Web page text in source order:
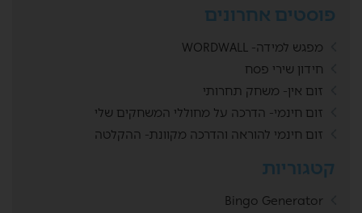
פוסטים אחרונים
מפגש למידה- WORDWALL
חידון שירי פסח
זום אין- משחק תחרותי
זום חינמי- הדרכה על מחוללי המשחקים שלי
זום חינמי להוראה והדרכה מקוונת- ההקלטה
קטגוריות
Bingo Generator